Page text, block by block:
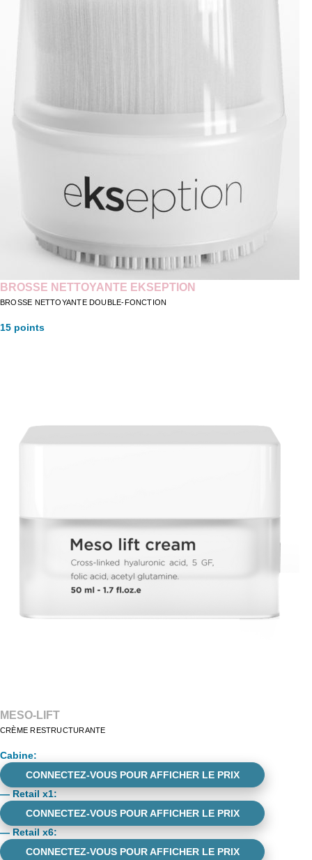
BROSSE NETTOYANTE EKSEPTION
BROSSE NETTOYANTE DOUBLE-FONCTION
15 points
MESO-LIFT
CRÈME RESTRUCTURANTE
Cabine:
CONNECTEZ-VOUS POUR AFFICHER LE PRIX
— Retail x1:
CONNECTEZ-VOUS POUR AFFICHER LE PRIX
— Retail x6:
CONNECTEZ-VOUS POUR AFFICHER LE PRIX